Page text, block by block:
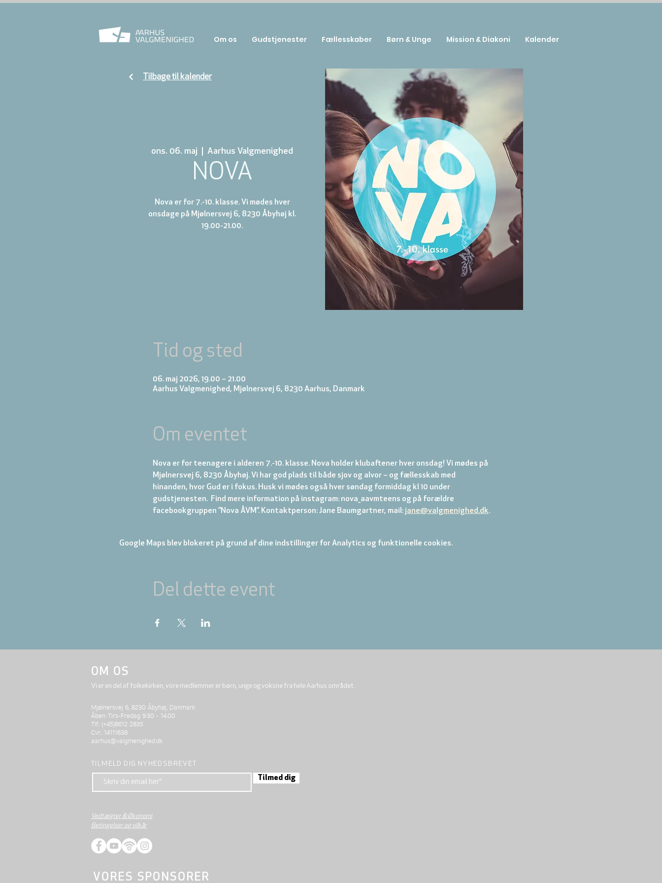
ons. 06. maj
  |
Aarhus Valgmenighed
NOVA
Nova er for 7.-10. klasse. Vi mødes hver
onsdage på Mjølnersvej 6, 8230 Åbyhøj kl.
19.00-21.00.
Tid og sted
06. maj 2026, 19.00 – 21.00
Aarhus Valgmenighed, Mjølnersvej 6, 8230 Aarhus, Danmark
Om eventet
Nova er for teenagere i alderen 7.-10. klasse. Nova holder klubaftener hver onsdag! Vi mødes på
Mjølnersvej 6, 8230 Åbyhøj. Vi har god plads til både sjov og alvor – og fællesskab med
hinanden, hvor Gud er i fokus. Husk vi mødes også hver søndag formiddag kl 10 under
gudstjenesten.  Find mere information på instagram: nova_aavmteens og på forældre
facebookgruppen ”Nova ÅVM”. Kontaktperson: Jane Baumgartner, mail: jane@valgmenighed.dk.
Google Maps blev blokeret på grund af dine indstillinger for Analytics og funktionelle cookies.
Del dette event
Tilbage til kalender
Om os Gudstjenester Fællesskaber Børn & Unge Mission & Diakoni Kalender
OM OS
Vi er en del af folkekirken, vore medlemmer er børn, unge og voksne fra hele Aarhus området.
Mjølnersvej 6, 8230 Åbyhøj, Danmark
Åben: Tirs-Fredag 9:30 - 14.00
Tlf.: (+45)8612 2835
Cvr.: 14111638
aarhus@valgmenighed.dk
TILMELD DIG NYHEDSBREVET
Tilmed dig
Vedtægter & Økonomi
Betingelser og vilkår
VORES SPONSORER